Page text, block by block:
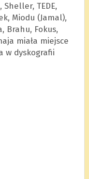
TEDE,
Miodu (Jamal),
Brahu, Fokus,
miała miejsce
w dyskografii